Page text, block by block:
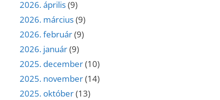
2026. április(9)
2026. március(9)
2026. február(9)
2026. január(9)
2025. december(10)
2025. november(14)
2025. október(13)